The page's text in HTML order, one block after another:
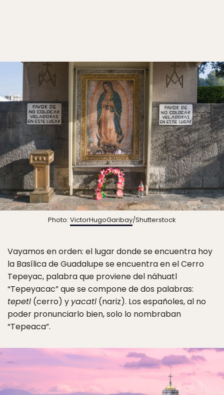
Photo: VictorHugoGaribay/Shutterstock
Vayamos en orden: el lugar donde se encuentra hoy
la Basílica de Guadalupe se encuentra en el Cerro
Tepeyac, palabra que proviene del náhuatl
“Tepeyacac” que se compone de dos palabras:
tepetl (cerro) y yacatl (nariz). Los españoles, al no
poder pronunciarlo bien, solo lo nombraban
“Tepeaca”.